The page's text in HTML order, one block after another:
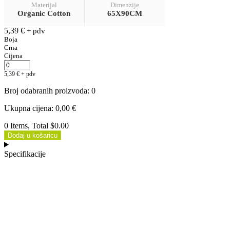
Materijal
Organic Cotton
Dimenzije
65X90CM
5,39 € + pdv
Boja
Crna
Cijena
5,39 € + pdv
Broj odabranih proizvoda: 0
Ukupna cijena: 0,00 €
0 Items, Total $0.00
Dodaj u košaricu
Specifikacije